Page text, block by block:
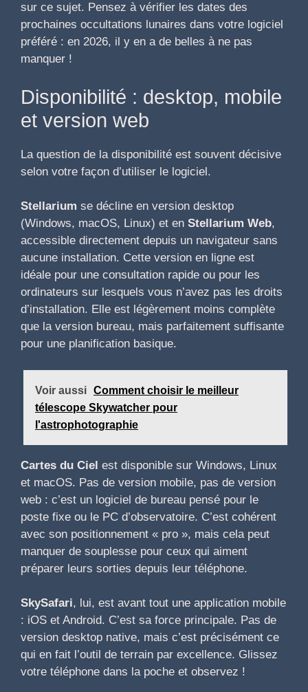
sur ce sujet. Pensez à vérifier les dates des
prochaines occultations lunaires dans votre logiciel
préféré : en 2026, il y en a de belles à ne pas
manquer !
Disponibilité : desktop, mobile
et version web
La question de la disponibilité est souvent décisive
selon votre façon d’utiliser le logiciel.
Stellarium se décline en version desktop
(Windows, macOS, Linux) et en Stellarium Web,
accessible directement depuis un navigateur sans
aucune installation. Cette version en ligne est
idéale pour une consultation rapide ou pour les
ordinateurs sur lesquels vous n’avez pas les droits
d’installation. Elle est légèrement moins complète
que la version bureau, mais parfaitement suffisante
pour une planification basique.
Voir aussi Comment choisir le meilleur
télescope Skywatcher pour
l'astrophotographie
Cartes du Ciel est disponible sur Windows, Linux
et macOS. Pas de version mobile, pas de version
web : c’est un logiciel de bureau pensé pour le
poste fixe ou le PC d’observatoire. C’est cohérent
avec son positionnement « pro », mais cela peut
manquer de souplesse pour ceux qui aiment
préparer leurs sorties depuis leur téléphone.
SkySafari, lui, est avant tout une application mobile
: iOS et Android. C’est sa force principale. Pas de
version desktop native, mais c’est précisément ce
qui en fait l’outil de terrain par excellence. Glissez
votre téléphone dans la poche et observez !